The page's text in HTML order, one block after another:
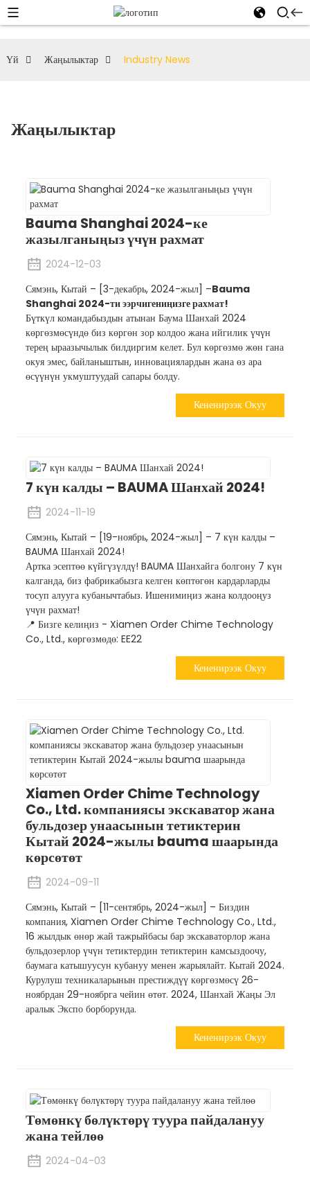
Үй Жаңылыктар Industry News
Жаңылыктар
Bauma Shanghai 2024-ке
жазылганыңыз үчүн рахмат
2024-12-03
Сямэнь, Кытай – [3-декабрь, 2024-жыл] –Bauma
Shanghai 2024-ти ээрчигениңизге рахмат!
Бүткүл командабыздын атынан Баума Шанхай 2024
көргөзмөсүндө биз көргөн зор колдоо жана ийгилик үчүн
терең ыраазычылык билдиргим келет. Бул көргөзмө жөн гана
окуя эмес, байланыштын, инновациялардын жана өз ара
өсүүнүн укмуштуудай сапары болду.
Кененирээк Окуу
7 күн калды – BAUMA Шанхай 2024!
2024-11-19
Сямэнь, Кытай – [19-ноябрь, 2024-жыл] – 7 күн калды –
BAUMA Шанхай 2024!
Артка эсептөө күйгүзүлдү! BAUMA Шанхайга болгону 7 күн
калганда, биз фабрикабызга келген көптөгөн кардарларды
тосуп алууга кубанычтабыз. Ишенимиңиз жана колдооңуз
үчүн рахмат!
📍 Бизге келиңиз - Xiamen Order Chime Technology
Co., Ltd., көргөзмөдө: EE22
Кененирээк Окуу
Xiamen Order Chime Technology
Co., Ltd. компаниясы экскаватор жана
бульдозер унаасынын тетиктерин
Кытай 2024-жылы bauma шаарында
көрсөтөт
2024-09-11
Сямэнь, Кытай – [11-сентябрь, 2024-жыл] – Биздин
компания, Xiamen Order Chime Technology Co., Ltd.,
16 жылдык өнөр жай тажрыйбасы бар экскаваторлор жана
бульдозерлор үчүн тетиктердин тетиктерин камсыздоочу,
баумага катышуусун кубануу менен жарыялайт. Кытай 2024.
Курулуш техникаларынын престиждүү көргөзмөсү 26-
ноябрдан 29-ноябрга чейин өтөт. 2024, Шанхай Жаңы Эл
аралык Экспо борборунда.
Кененирээк Окуу
Төмөнкү бөлүктөрү туура пайдалануу
жана тейлөө
2024-04-03